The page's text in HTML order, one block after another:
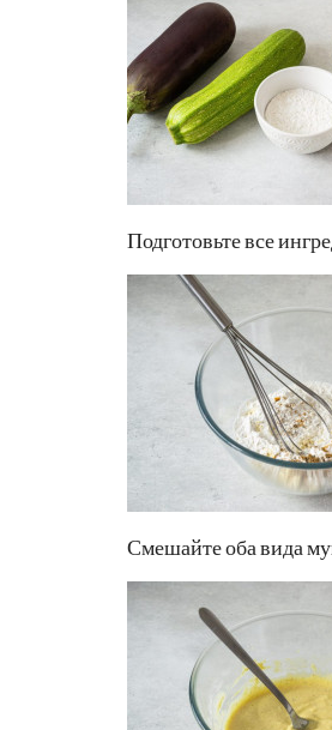
Подготовьте все
Смешайте оба вида